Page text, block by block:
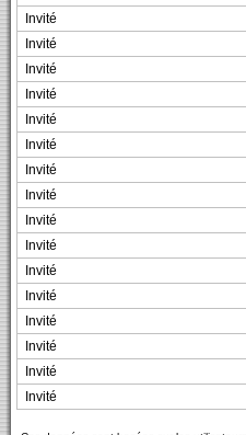
Invité
Invité
Invité
Invité
Invité
Invité
Invité
Invité
Invité
Invité
Invité
Invité
Invité
Invité
Invité
Invité